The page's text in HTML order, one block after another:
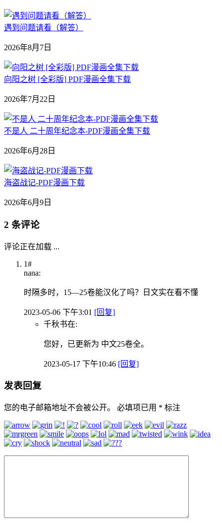
遇到问题请看（解答）
2026年8月7日
向阳之树 [全彩版] PDF漫画全集下载
2026年7月22日
不是人 二十周年纪念本-PDF漫画全集下载
2026年6月28日
海盗战记-PDF漫画下载
2026年6月9日
2 条评论
评论正在加载 ...
1#
nana:
时隔多时，15—25卷能汉化了吗？日文实在看不懂
2023-05-06 下午3:01 [回复]
千秋书在:
您好，已更新为 中文25卷全。
2023-05-17 下午10:46 [回复]
发表回复
您的电子邮箱地址不会被公开。 必填项已用 * 标注